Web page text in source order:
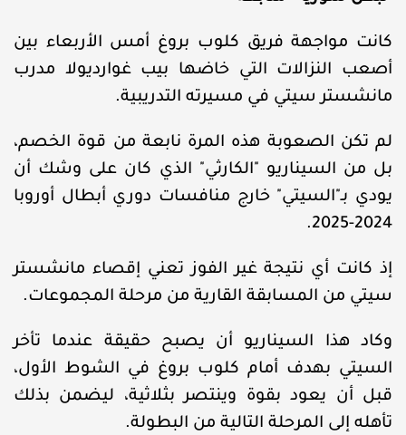
كانت مواجهة فريق كلوب بروغ أمس الأربعاء بين
أصعب النزالات التي خاضها بيب غوارديولا مدرب
مانشستر سيتي في مسيرته التدريبية.
لم تكن الصعوبة هذه المرة نابعة من قوة الخصم،
بل من السيناريو "الكارثي" الذي كان على وشك أن
يودي بـ"السيتي" خارج منافسات دوري أبطال أوروبا
2024-2025.
إذ كانت أي نتيجة غير الفوز تعني إقصاء مانشستر
سيتي من المسابقة القارية من مرحلة المجموعات.
وكاد هذا السيناريو أن يصبح حقيقة عندما تأخر
السيتي بهدف أمام كلوب بروغ في الشوط الأول،
قبل أن يعود بقوة وينتصر بثلاثية، ليضمن بذلك
تأهله إلى المرحلة التالية من البطولة.